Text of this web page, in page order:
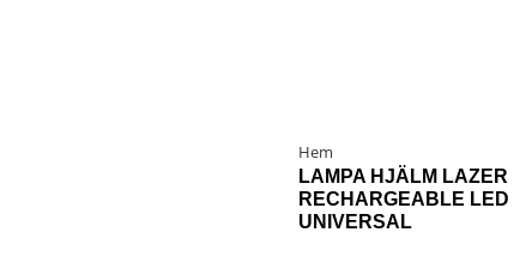
Hem
LAMPA HJÄLM LAZER
RECHARGEABLE LED
UNIVERSAL